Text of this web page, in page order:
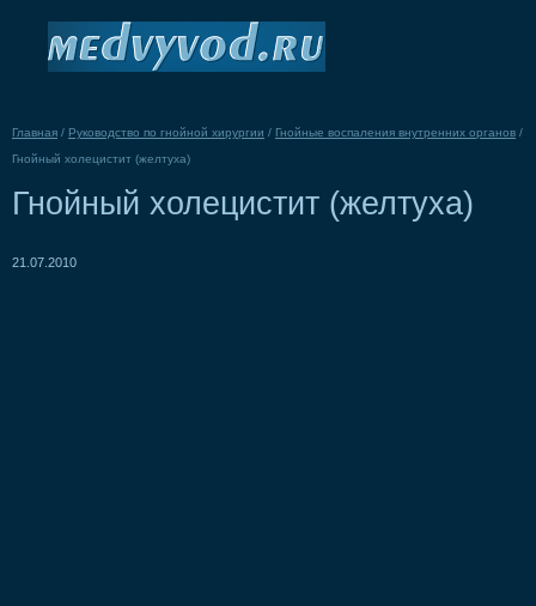
Главная / Руководство по гнойной хирургии / Гнойные воспаления внутренних органов /
Гнойный холецистит (желтуха)
Гнойный холецистит (желтуха)
21.07.2010